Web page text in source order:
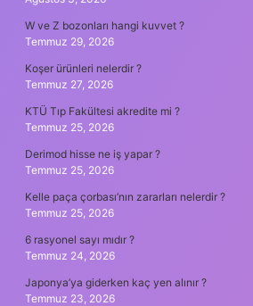
W ve Z bozonları hangi kuvvet ?
Temmuz 29, 2026
Koşer ürünleri nelerdir ?
Temmuz 27, 2026
KTÜ Tıp Fakültesi akredite mi ?
Temmuz 25, 2026
Derimod hisse ne iş yapar ?
Temmuz 25, 2026
Kelle paça çorbası’nın zararları nelerdir ?
Temmuz 25, 2026
6 rasyonel sayı mıdır ?
Temmuz 24, 2026
Japonya’ya giderken kaç yen alınır ?
Temmuz 23, 2026